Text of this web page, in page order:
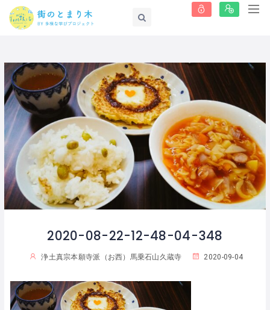
2020-08-22-12-48-04-348
浄土真宗本願寺派（お西）馬乗石山久蔵寺 2020-09-04